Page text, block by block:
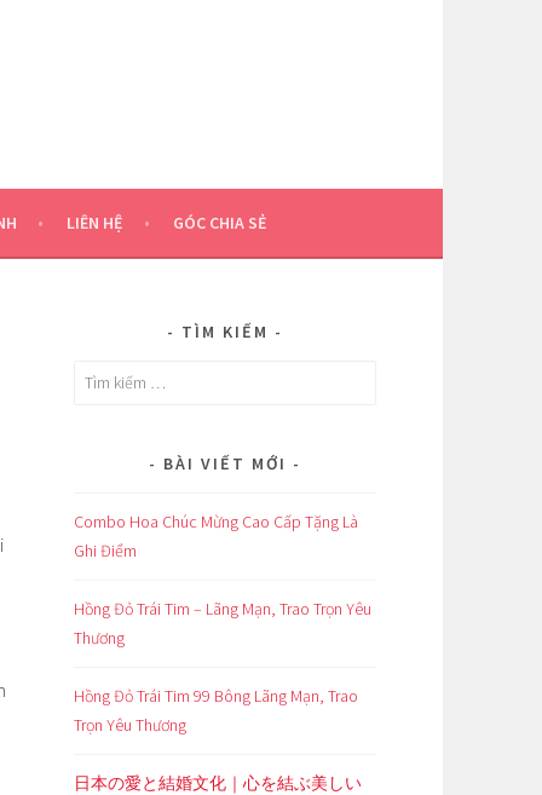
LIÊN HỆ GÓC CHIA SẺ
TÌM KIẾM
Tìm
BÀI VIẾT MỚI
Combo Hoa Chúc Mừng Cao Cấp Tặng Là
Ghi Điểm
Hồng Đỏ Trái Tim – Lãng Mạn, Trao Trọn Yêu
Thương
Hồng Đỏ Trái Tim 99 Bông Lãng Mạn, Trao
Trọn Yêu Thương
日本の愛と結婚文化｜心を結ぶ美しい